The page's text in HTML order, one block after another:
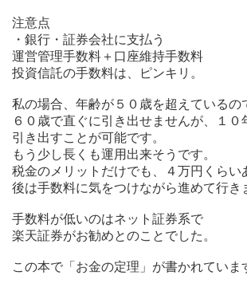
注意点
・銀行・証券会社に支払う
運営管理手数料＋口座維持手数料
投資信託の手数料は、ピンキリ。
私の場合、年齢が５０歳を超えているの
６０歳で直ぐに引き出せませんが、１０
引き出すことが可能です。
もう少し長くも運用出来そうです。
税金のメリットだけでも、４万円くらい
後は手数料に気をつけながら進めて行き
手数料が低いのはネット証券系で
楽天証券がお勧めとのことでした。
この本で「お金の定理」が書かれていま